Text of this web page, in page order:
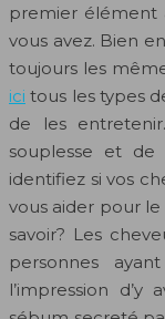
premier élément
vous avez. Bien
toujours les
ici tous les types
de les
souplesse et de
identifiez si vos
vous aider pour
savoir? Les
personnes
l’impression